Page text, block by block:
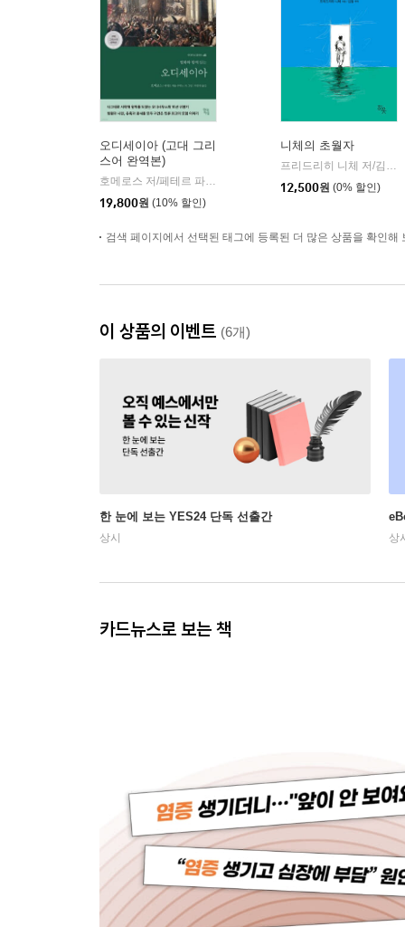
오디세이아 (고대 그리
스어 완역본)
| 현대지성
19,800원 (10% 할인)
니체의 초월자
12,500원 (0% 할인)
검색 페이지에서 선택된 태그에 등록된 더 많은 상품을 확인해
이 상품의 이벤트 (6개)
한 눈에 보는 YES24 단독 선출간
상시 상
카드뉴스로 보는 책